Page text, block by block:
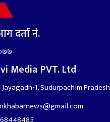
दर्ता नं.
Media PVT. Ltd
1, Sudurpachim Pradesh